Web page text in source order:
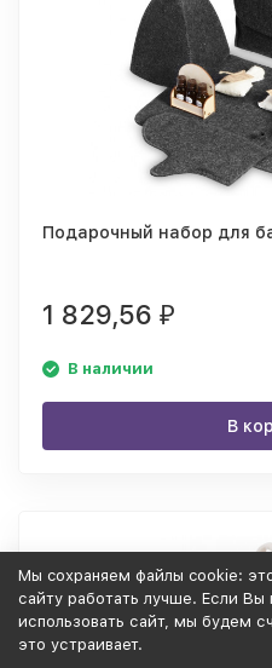
Подарочный набор для
1 829,56 ₽
В наличии
В
Мы cохраняем файлы cookie:
сайту работать лучше. Если Вы
использовать сайт, мы будем
это устраивает.